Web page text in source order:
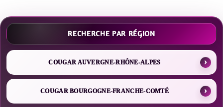
RECHERCHE PAR RÉGION
COUGAR AUVERGNE-RHÔNE-ALPES
COUGAR BOURGOGNE-FRANCHE-COMTÉ